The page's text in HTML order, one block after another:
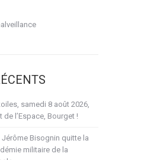
samedi 8 août 2026,
de l’Espace, Bourget !
Jérôme Bisognin quitte la
militaire de la